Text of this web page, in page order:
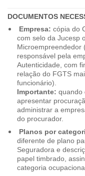
DOCUMENTOS
Empresa: cópia do
com selo da Jucesp
Microempreendedor
responsável pela
Autenticidade, com
relação do FGTS
funcionário).
Importante: quando
apresentar
administrar a
do procurador.
Planos por
diferente de plano
Seguradora e
papel timbrado,
categoria